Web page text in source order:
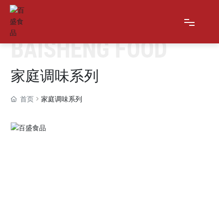
网站首页
关于我们
产品展示
BAISHENG FOOD
家庭调味系列
首页 家庭调味系列